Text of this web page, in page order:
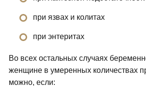
при язвах и колитах
при энтеритах
Во всех остальных случаях
женщине в умеренных количествах
можно, если: